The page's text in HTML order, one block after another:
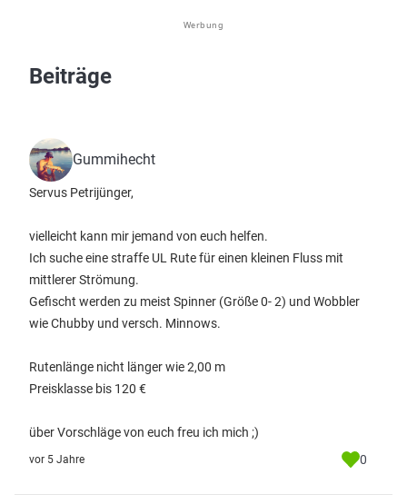
Werbung
Beiträge
Gummihecht
Servus Petrijünger,
vielleicht kann mir jemand von euch helfen.
Ich suche eine straffe UL Rute für einen kleinen Fluss mit
mittlerer Strömung.
Gefischt werden zu meist Spinner (Größe 0- 2) und Wobbler
wie Chubby und versch. Minnows.
Rutenlänge nicht länger wie 2,00 m
Preisklasse bis 120 €
über Vorschläge von euch freu ich mich ;)
vor 5 Jahre 0